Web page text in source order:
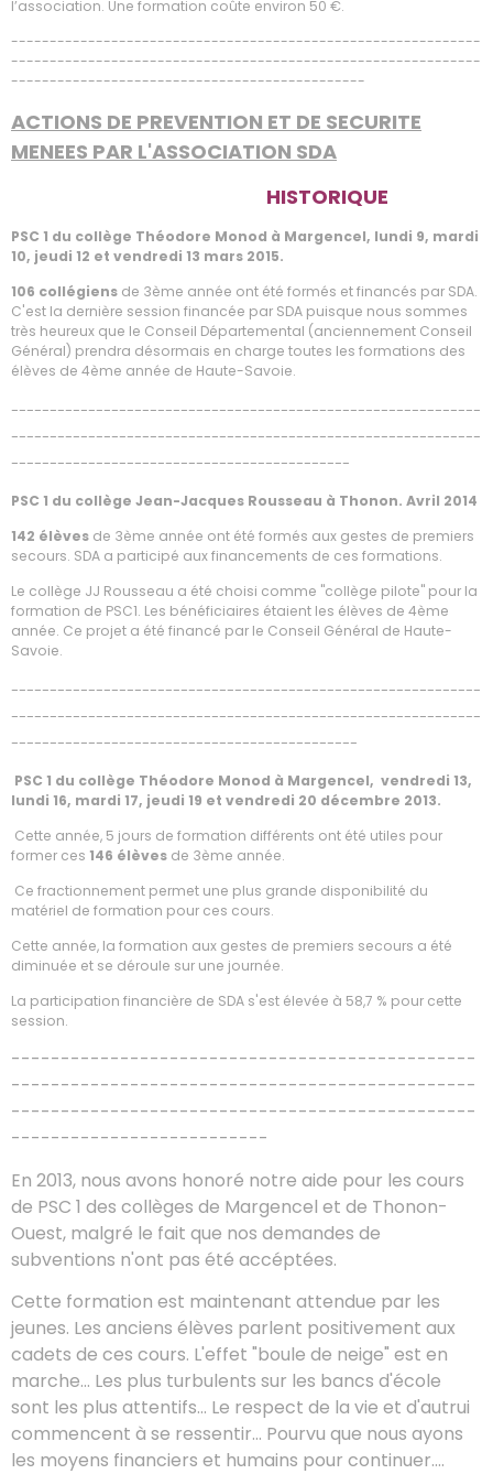
l’association. Une formation coûte environ 50 €.
-------------------------------------------------------------
-------------------------------------------------------------
----------------------------------------------
ACTIONS DE PREVENTION ET DE SECURITE
MENEES PAR L'ASSOCIATION SDA
HISTORIQUE
PSC 1 du collège Théodore Monod à Margencel, lundi 9, mardi
10, jeudi 12 et vendredi 13 mars 2015.
106 collégiens de 3ème année ont été formés et financés par SDA.
C'est la dernière session financée par SDA puisque nous sommes
très heureux que le Conseil Départemental (anciennement Conseil
Général) prendra désormais en charge toutes les formations des
élèves de 4ème année de Haute-Savoie.
-------------------------------------------------------------
-------------------------------------------------------------
--------------------------------------------
PSC 1 du collège Jean-Jacques Rousseau à Thonon. Avril 2014
142 élèves de 3ème année ont été formés aux gestes de premiers
secours. SDA a participé aux financements de ces formations.
Le collège JJ Rousseau a été choisi comme "collège pilote" pour la
formation de PSC1. Les bénéficiaires étaient les élèves de 4ème
année. Ce projet a été financé par le Conseil Général de Haute-
Savoie.
-------------------------------------------------------------
-------------------------------------------------------------
---------------------------------------------
PSC 1 du collège Théodore Monod à Margencel, vendredi 13,
lundi 16, mardi 17, jeudi 19 et vendredi 20 décembre 2013.
Cette année, 5 jours de formation différents ont été utiles pour
former ces 146 élèves de 3ème année.
Ce fractionnement permet une plus grande disponibilité du
matériel de formation pour ces cours.
Cette année, la formation aux gestes de premiers secours a été
diminuée et se déroule sur une journée.
La participation financière de SDA s'est élevée à 58,7 % pour cette
session.
-----------------------------------------------
-----------------------------------------------
-----------------------------------------------
--------------------------
En 2013, nous avons honoré notre aide pour les cours
de PSC 1 des collèges de Margencel et de Thonon-
Ouest, malgré le fait que nos demandes de
subventions n'ont pas été accéptées.
Cette formation est maintenant attendue par les
jeunes. Les anciens élèves parlent positivement aux
cadets de ces cours. L'effet "boule de neige" est en
marche... Les plus turbulents sur les bancs d'école
sont les plus attentifs... Le respect de la vie et d'autrui
commencent à se ressentir... Pourvu que nous ayons
les moyens financiers et humains pour continuer....